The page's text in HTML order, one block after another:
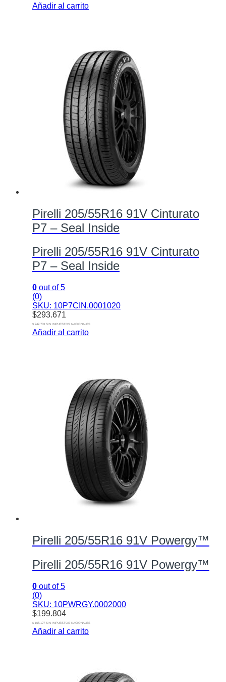
Añadir al carrito
Pirelli 205/55R16 91V Cinturato
P7 – Seal Inside
Pirelli 205/55R16 91V Cinturato
P7 – Seal Inside
0 out of 5
(0)
SKU: 10P7CIN.0001020
$293.671
$ 242.703 SIN IMPUESTOS NACIONALES
Añadir al carrito
Pirelli 205/55R16 91V Powergy™
Pirelli 205/55R16 91V Powergy™
0 out of 5
(0)
SKU: 10PWRGY.0002000
$199.804
$ 165.127 SIN IMPUESTOS NACIONALES
Añadir al carrito